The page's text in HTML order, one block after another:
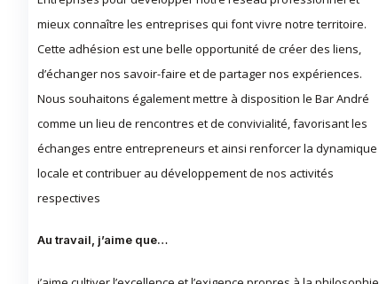
mieux connaître les entreprises qui font vivre notre territoire.
Cette adhésion est une belle opportunité de créer des liens,
d’échanger nos savoir-faire et de partager nos expériences.
Nous souhaitons également mettre à disposition le Bar André
comme un lieu de rencontres et de convivialité, favorisant les
échanges entre entrepreneurs et ainsi renforcer la dynamique
locale et contribuer au développement de nos activités
respectives
Au travail, j’aime que…